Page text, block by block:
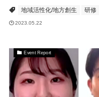
地域活性化/地方創生 研修
2023.05.22
Event Report